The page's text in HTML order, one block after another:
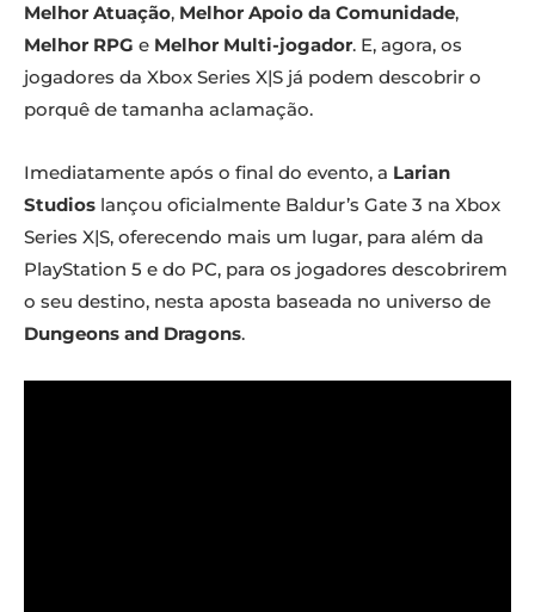
Melhor Atuação, Melhor Apoio da Comunidade,
Melhor RPG e Melhor Multi-jogador. E, agora, os
jogadores da Xbox Series X|S já podem descobrir o
porquê de tamanha aclamação.
Imediatamente após o final do evento, a Larian
Studios lançou oficialmente Baldur’s Gate 3 na Xbox
Series X|S, oferecendo mais um lugar, para além da
PlayStation 5 e do PC, para os jogadores descobrirem
o seu destino, nesta aposta baseada no universo de
Dungeons and Dragons.